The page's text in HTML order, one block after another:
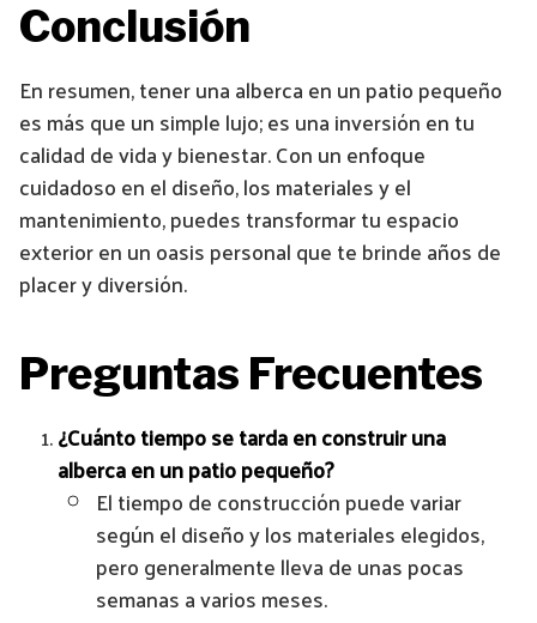
Conclusión
En resumen, tener una alberca en un patio pequeño
es más que un simple lujo; es una inversión en tu
calidad de vida y bienestar. Con un enfoque
cuidadoso en el diseño, los materiales y el
mantenimiento, puedes transformar tu espacio
exterior en un oasis personal que te brinde años de
placer y diversión.
Preguntas Frecuentes
¿Cuánto tiempo se tarda en construir una
alberca en un patio pequeño?
El tiempo de construcción puede variar
según el diseño y los materiales elegidos,
pero generalmente lleva de unas pocas
semanas a varios meses.